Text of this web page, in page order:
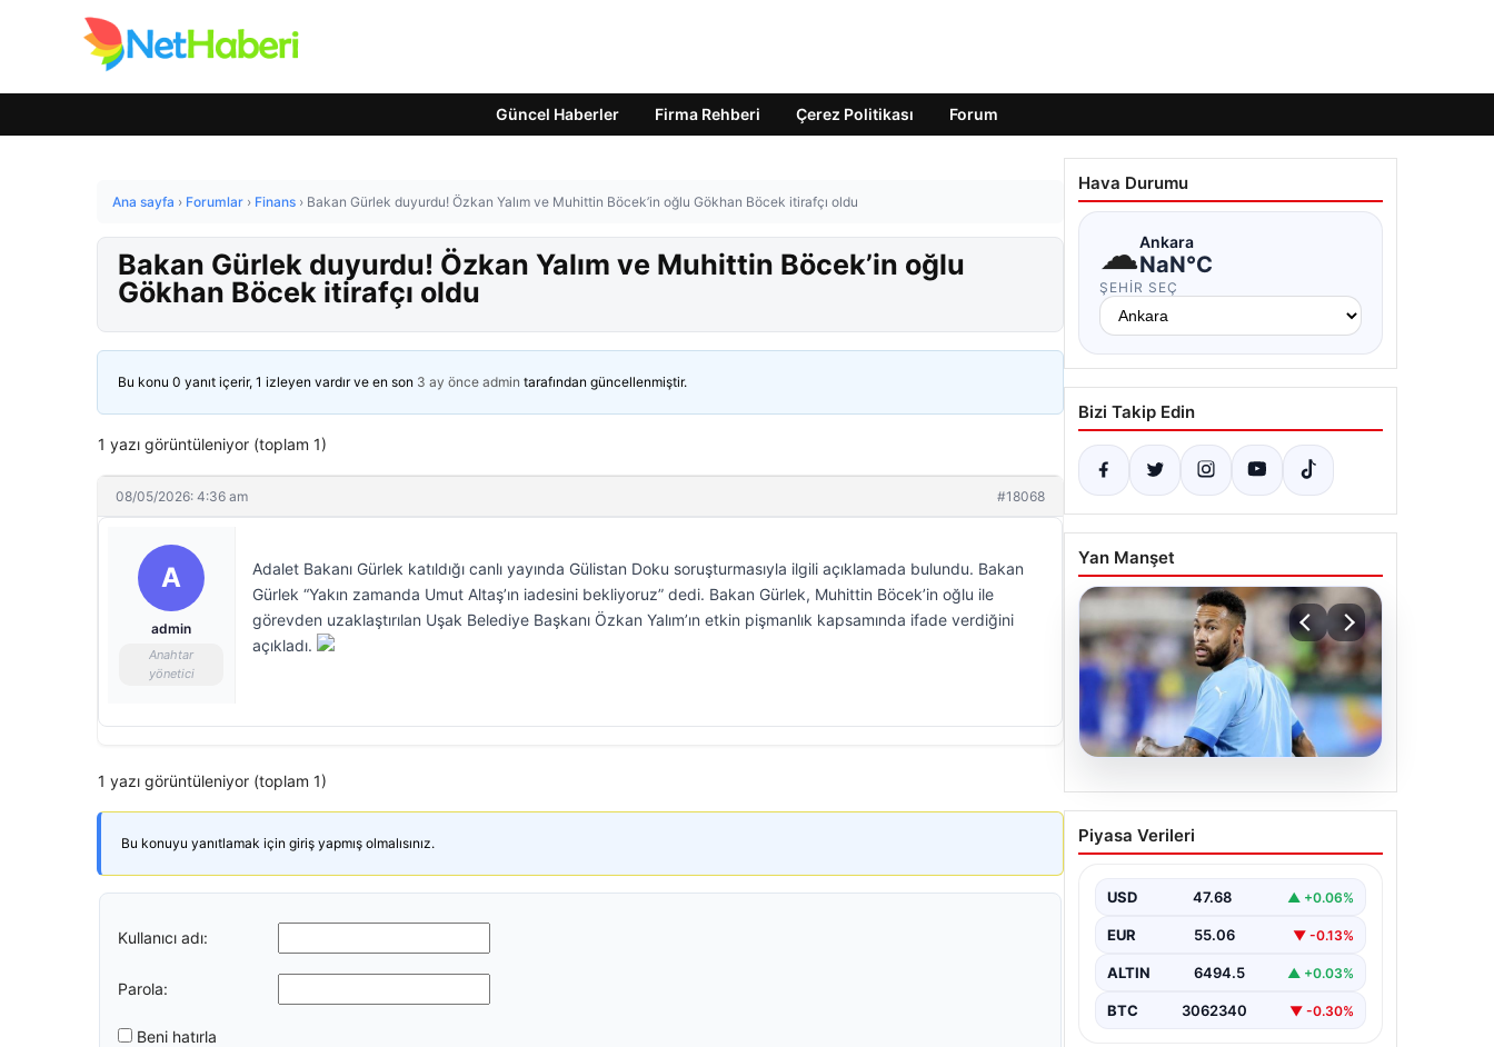
Güncel Haberler Firma Rehberi Çerez Politikası Forum
Ana sayfa › Forumlar › Finans › Bakan Gürlek duyurdu! Özkan Yalım ve Muhittin Böcek’in oğlu Gökhan Böcek itirafçı oldu
Bakan Gürlek duyurdu! Özkan Yalım ve Muhittin Böcek’in oğlu
Gökhan Böcek itirafçı oldu
Bu konu 0 yanıt içerir, 1 izleyen vardır ve en son 3 ay önce admin tarafından güncellenmiştir.
1 yazı görüntüleniyor (toplam 1)
08/05/2026: 4:36 am #18068
A
admin
Anahtar
yönetici
Adalet Bakanı Gürlek katıldığı canlı yayında Gülistan Doku soruşturmasıyla ilgili açıklamada bulundu. Bakan
Gürlek “Yakın zamanda Umut Altaş’ın iadesini bekliyoruz” dedi. Bakan Gürlek, Muhittin Böcek’in oğlu ile
görevden uzaklaştırılan Uşak Belediye Başkanı Özkan Yalım’ın etkin pişmanlık kapsamında ifade verdiğini
açıkladı.
1 yazı görüntüleniyor (toplam 1)
Bu konuyu yanıtlamak için giriş yapmış olmalısınız.
Kullanıcı adı:
Parola:
Beni hatırla
Hava Durumu
☁Ankara
NaN°C
ŞEHIR SEÇ
Bizi Takip Edin
Yan Manşet
05.08.2026
Neymar’ın maç sonrası
gerginlik yaşadığı anlar!
Piyasa Verileri
USD 47.68 ▲ +0.06%
EUR 55.06 ▼ -0.13%
ALTIN 6494.5 ▲ +0.03%
BTC 3062340 ▼ -0.30%